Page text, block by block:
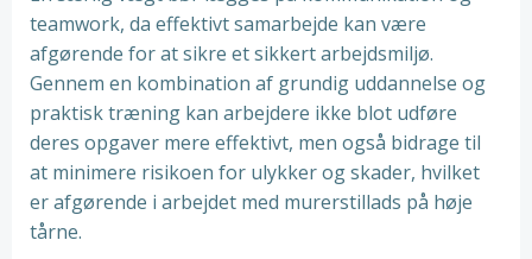
teamwork, da effektivt samarbejde kan være
afgørende for at sikre et sikkert arbejdsmiljø.
Gennem en kombination af grundig uddannelse og
praktisk træning kan arbejdere ikke blot udføre
deres opgaver mere effektivt, men også bidrage til
at minimere risikoen for ulykker og skader, hvilket
er afgørende i arbejdet med murerstillads på høje
tårne.